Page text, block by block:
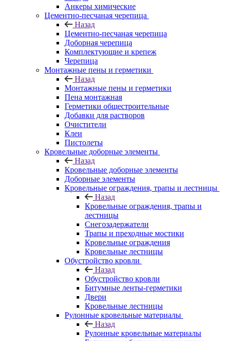
Анкеры химические
Цементно-песчаная черепица
Назад
Цементно-песчаная черепица
Доборная черепица
Комплектующие и крепеж
Черепица
Монтажные пены и герметики
Назад
Монтажные пены и герметики
Пена монтажная
Герметики общестроительные
Добавки для растворов
Очистители
Клеи
Пистолеты
Кровельные доборные элементы
Назад
Кровельные доборные элементы
Доборные элементы
Кровельные ограждения, трапы и лестницы
Назад
Кровельные ограждения, трапы и
лестницы
Снегозадержатели
Трапы и преходные мостики
Кровельные ограждения
Кровельные лестницы
Обустройство кровли
Назад
Обустройство кровли
Битумные ленты-герметики
Двери
Кровельные лестницы
Рулонные кровельные материалы
Назад
Рулонные кровельные материалы